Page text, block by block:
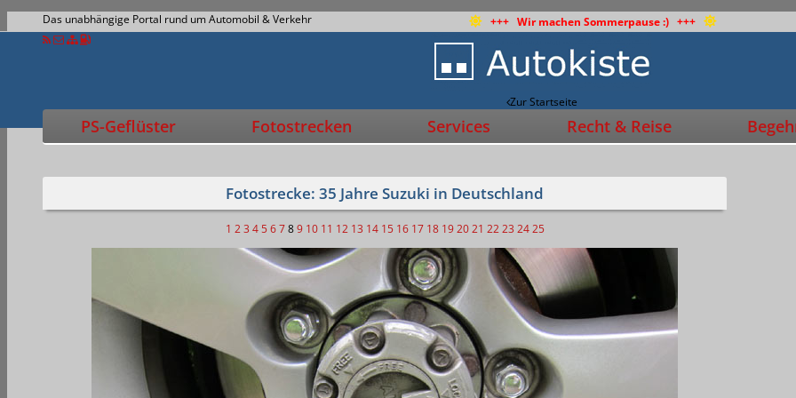
Das unabhängige Portal rund um Automobil & Verkehr +++ Wir machen Sommerpause :) +++
Zur Startseite
PS-Geflüster Fotostrecken Services Recht & Reise
Fotostrecke: 35 Jahre Suzuki in Deutschland
1 2 3 4 5 6 7 8 9 10 11 12 13 14 15 16 17 18 19 20 21 22 23 24 25